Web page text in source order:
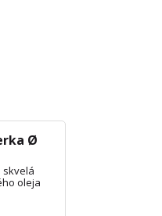
Ø
skvelá
oleja